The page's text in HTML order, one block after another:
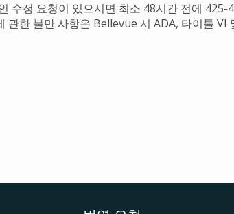
수정 요청이 있으시면 최소 48시간 전에 425-
관한 불만 사항은 Bellevue 시 ADA, 타이틀 VI